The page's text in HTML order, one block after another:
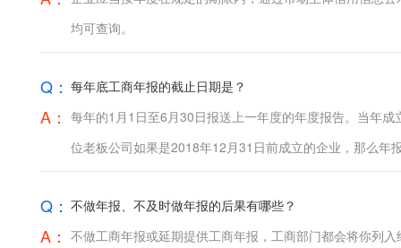
均可查询。
Q： 每年底工商年报的截止日期是？
A： 每年的1月1日至6月30日报送上一年度的年度报告。当年
位老板公司如果是2018年12月31日前成立的企业，那么年
Q： 不做年报、不及时做年报的后果有哪些？
A： 不做工商年报或延期提供工商年报，工商部门都会将你列